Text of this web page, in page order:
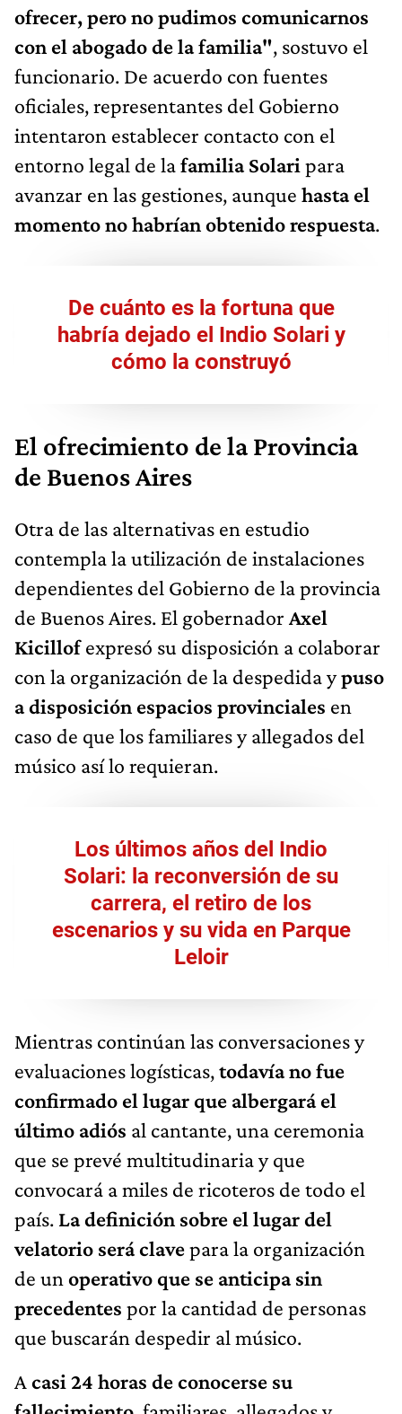
ofrecer, pero no pudimos comunicarnos
con el abogado de la familia", sostuvo el
funcionario. De acuerdo con fuentes
oficiales, representantes del Gobierno
intentaron establecer contacto con el
entorno legal de lafamilia Solari para
avanzar en las gestiones, aunque hasta el
momento no habrían obtenido respuesta.
De cuánto es la fortuna que
habría dejado el Indio Solari y
cómo la construyó
El ofrecimiento de la Provincia
de Buenos Aires
Otra de las alternativas en estudio
contempla la utilización de instalaciones
dependientes del Gobierno de la provincia
de Buenos Aires. El gobernador Axel
Kicillofexpresó su disposición a colaborar
con la organización de la despedida ypuso
a disposición espacios provinciales en
caso de que los familiares y allegados del
músico así lo requieran.
Los últimos años del Indio
Solari: la reconversión de su
carrera, el retiro de los
escenarios y su vida en Parque
Leloir
Mientras continúan las conversaciones y
evaluaciones logísticas,todavía no fue
confirmado el lugar que albergará el
último adiós al cantante, una ceremonia
que se prevé multitudinaria y que
convocará a miles de ricoteros de todo el
país. La definición sobre el lugar del
velatorio será clavepara la organización
de un operativo que se anticipa sin
precedentes por la cantidad de personas
que buscarán despedir al músico.
A casi 24 horas de conocerse su